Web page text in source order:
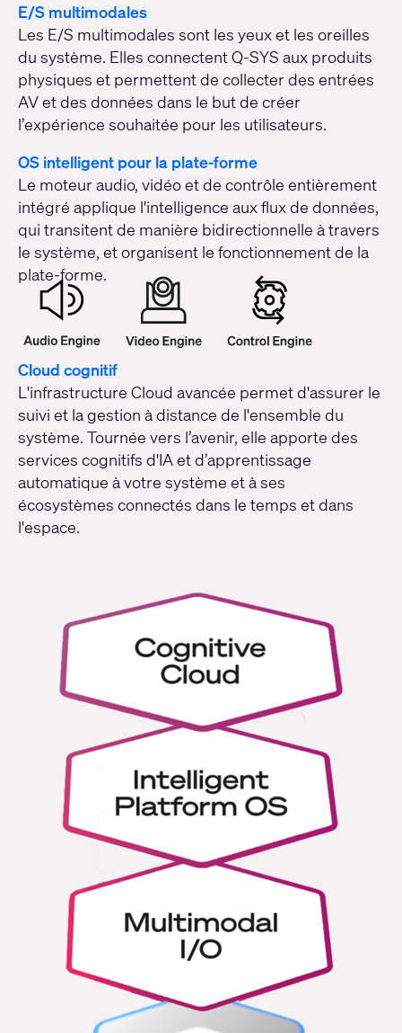
E/S multimodales
Les E/S multimodales sont les yeux et les oreilles
du système. Elles connectent Q-SYS aux produits
physiques et permettent de collecter des entrées
AV et des données dans le but de créer
l’expérience souhaitée pour les utilisateurs.
OS intelligent pour la plate-forme
Le moteur audio, vidéo et de contrôle entièrement
intégré applique l'intelligence aux flux de données,
qui transitent de manière bidirectionnelle à travers
le système, et organisent le fonctionnement de la
plate-forme.
Cloud cognitif
L'infrastructure Cloud avancée permet d'assurer le
suivi et la gestion à distance de l'ensemble du
système. Tournée vers l’avenir, elle apporte des
services cognitifs d'IA et d’apprentissage
automatique à votre système et à ses
écosystèmes connectés dans le temps et dans
l'espace.